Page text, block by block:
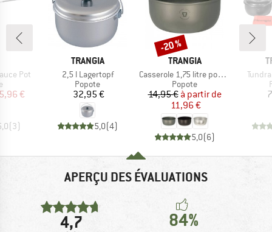
Pot
group
réduit
€
(3)
MARQUE
TRANGIA
Article
2,5 l Lagertopf
Product group
Popote
Prix
32,95 €
5,0(4)
MARQUE
TRANGIA
Article
Casserole 1,75 litre pour série 25, 18 cm
Product group
Popote
Prix
14,95 € Prix réduit
à partir de
11,96 €
5,0(6)
Remise
-20 %
Article
APERÇU DES ÉVALUATIONS
4,7 84%